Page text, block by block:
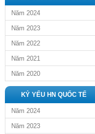
Năm 2024
Năm 2023
Năm 2022
Năm 2021
Năm 2020
KỶ YẾU HN QUỐC TẾ
Năm 2024
Năm 2023